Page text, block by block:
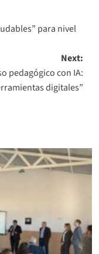
para nivel
Next:
pedagógico con IA:
digitales”